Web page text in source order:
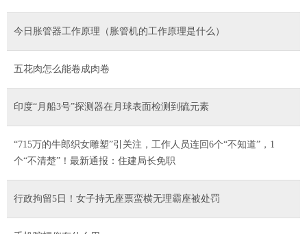
今日胀管器工作原理（胀管机的工作原理是什么）
五花肉怎么能卷成肉卷
印度“月船3号”探测器在月球表面检测到硫元素
“715万的牛郎织女雕塑”引关注，工作人员连回6个“不知道”，1
个“不清楚”！最新通报：住建局长免职
行政拘留5日！女子持无座票蛮横无理霸座被处罚